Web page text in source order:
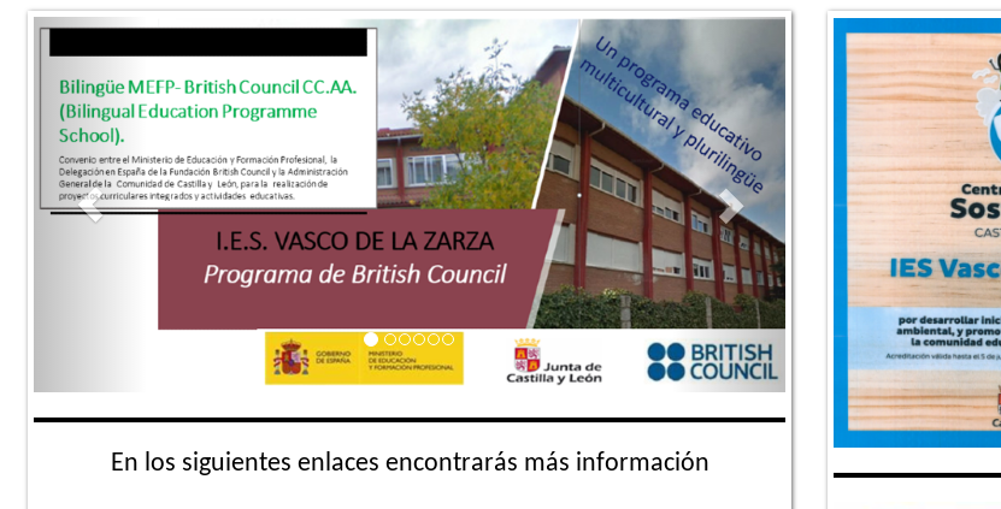
Previous
En los siguientes enlaces encontrarás más información